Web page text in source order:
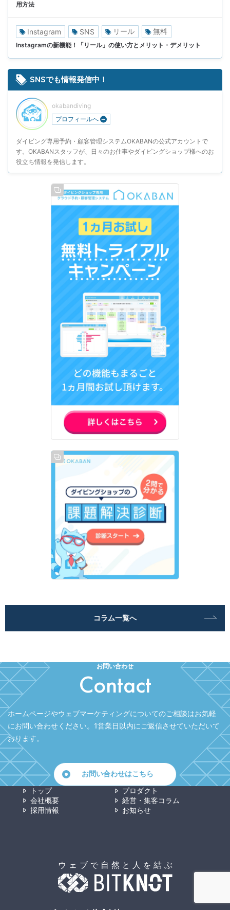
用方法
Instagram SNS リール 無料
Instagramの新機能！「リール」の使い方とメリット・デメリット
SNSでも情報発信中！
okabandiving
プロフィールへ
ダイビング専用予約・顧客管理システムOKABANの公式アカウントで
す。OKABANスタッフが、日々のお仕事やダイビングショップ様へのお
役立ち情報を発信します。
コラム一覧へ
お問い合わせ
Contact
ホームページやウェブマーケティングについてのご相談はお気軽
にお問い合わせください。 1営業日以内にご返信させていただいて
おります。
お問い合わせはこちら
トップ
プロダクト
会社概要
経営・集客コラム
採用情報
お知らせ